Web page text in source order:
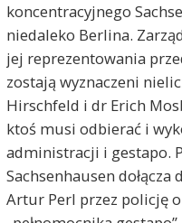
koncentracyjnego
niedaleko Berlina.
jej reprezentowania
zostają wyznaczeni
Hirschfeld i dr Erich
ktoś musi odbierać i
administracji i gestapo.
Sachsenhausen
Artur Perl przez policję